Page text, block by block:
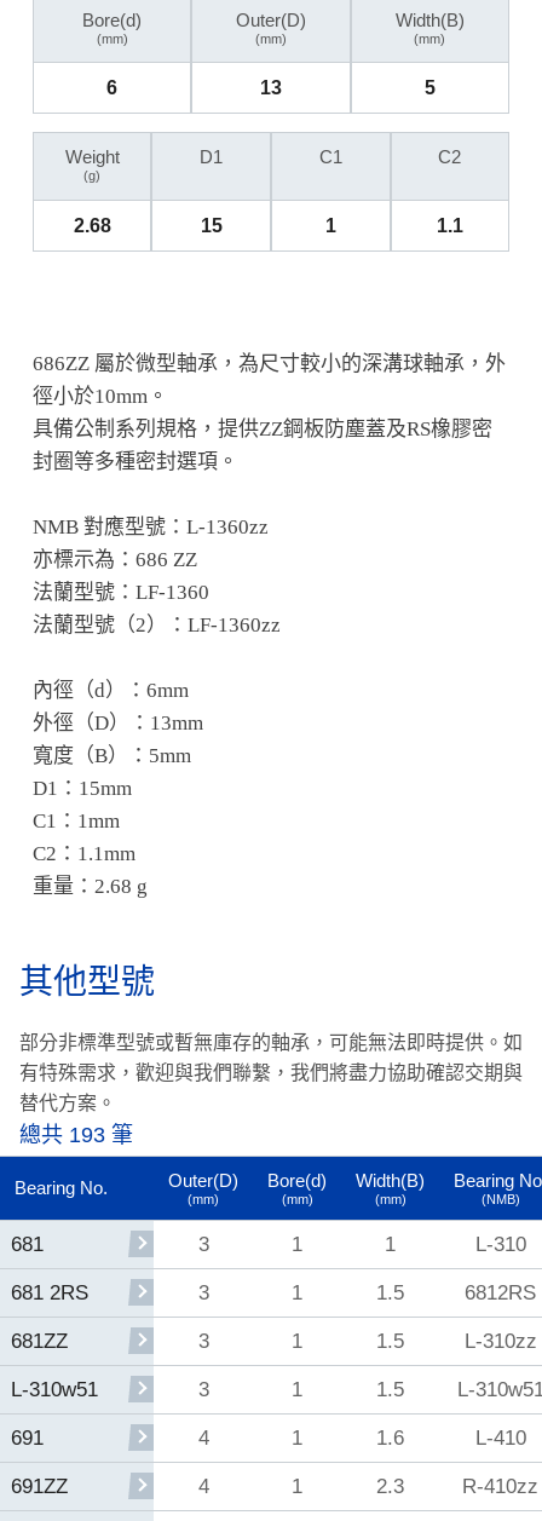
Bore(d)
(mm)
6
Outer(D)
(mm)
13
Width(B)
(mm)
5
Weight
(g)
2.68
D1
15
C1
1
C2
1.1
686ZZ 屬於微型軸承，為尺寸較小的深溝球軸承，外
徑小於10mm。
具備公制系列規格，提供ZZ鋼板防塵蓋及RS橡膠密
封圈等多種密封選項。
NMB 對應型號：L-1360zz
亦標示為：686 ZZ
法蘭型號：LF-1360
法蘭型號（2）：LF-1360zz
內徑（d）：6mm
外徑（D）：13mm
寬度（B）：5mm
D1：15mm
C1：1mm
C2：1.1mm
重量：2.68 g
其他型號
部分非標準型號或暫無庫存的軸承，可能無法即時提供。 如
有特殊需求，歡迎與我們聯繫，我們將盡力協助確認交期與
替代方案。
總共 193 筆
Bearing No. Outer(D)
(mm)
Bore(d)
(mm)
Width(B)
(mm)
Bearing
(NMB)
681 3 1 1 L-310
681 2RS 3 1 1.5 6812RS
681ZZ 3 1 1.5 L-310zz
L-310w51 3 1 1.5 L-
691 4 1 1.6 L-410
691ZZ 4 1 2.3 R-410zz